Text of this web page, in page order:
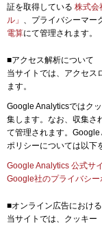
証を取得している 株式会
ル」 、プライバシーマー
電算にて管理されます。
■アクセス解析について
当サイトでは、アクセス
ます。
Google Analyticsではク
集します。なお、収集さ
て管理されます。
ポリシーについては以下
Google Analytics 公式サ
Google社のプライバシー
■オンライン広告におけ
当サイトでは、クッキー